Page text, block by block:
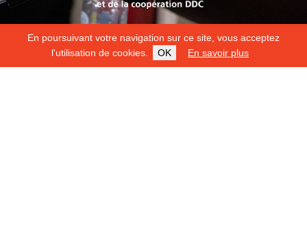
En poursuivant votre navigation sur ce site, vous acceptez
l'utilisation de cookies.
OK En savoir plus